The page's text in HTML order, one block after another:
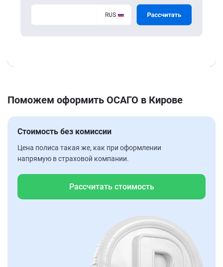
Поможем оформить ОСАГО в Кирове
Стоимость без комиссии
Цена полиса такая же, как при оформлении
напрямую в страховой компании.
Рассчитать стоимость